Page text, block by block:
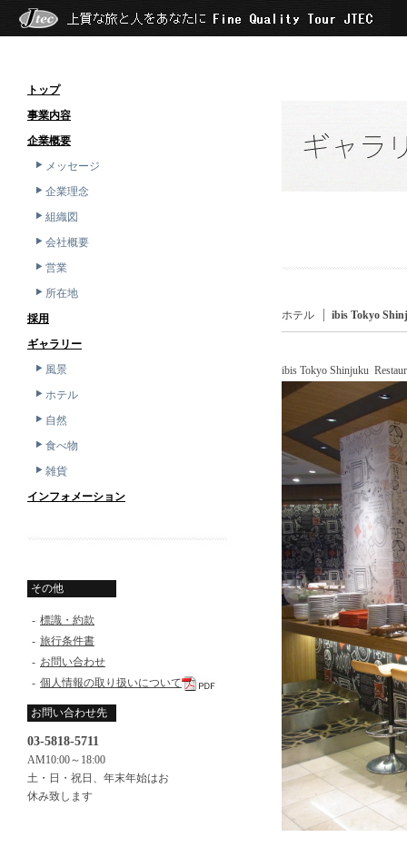
トップ
事業内容
企業概要
メッセージ
企業理念
組織図
会社概要
営業
所在地
採用
ギャラリー
風景
ホテル
自然
食べ物
雑貨
インフォメーション
その他
- 標識・約款
- 旅行条件書
- お問い合わせ
- 個人情報の取り扱いについて
お問い合わせ先
03-5818-5711
AM10:00～18:00
土・日・祝日、年末年始はお
休み致します
ホテル ibis Tokyo
ibis Tokyo Shinjuku